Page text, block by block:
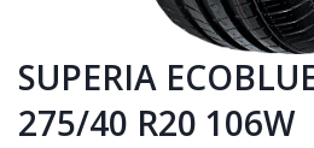
SUPERIA
275/40 R20 106W